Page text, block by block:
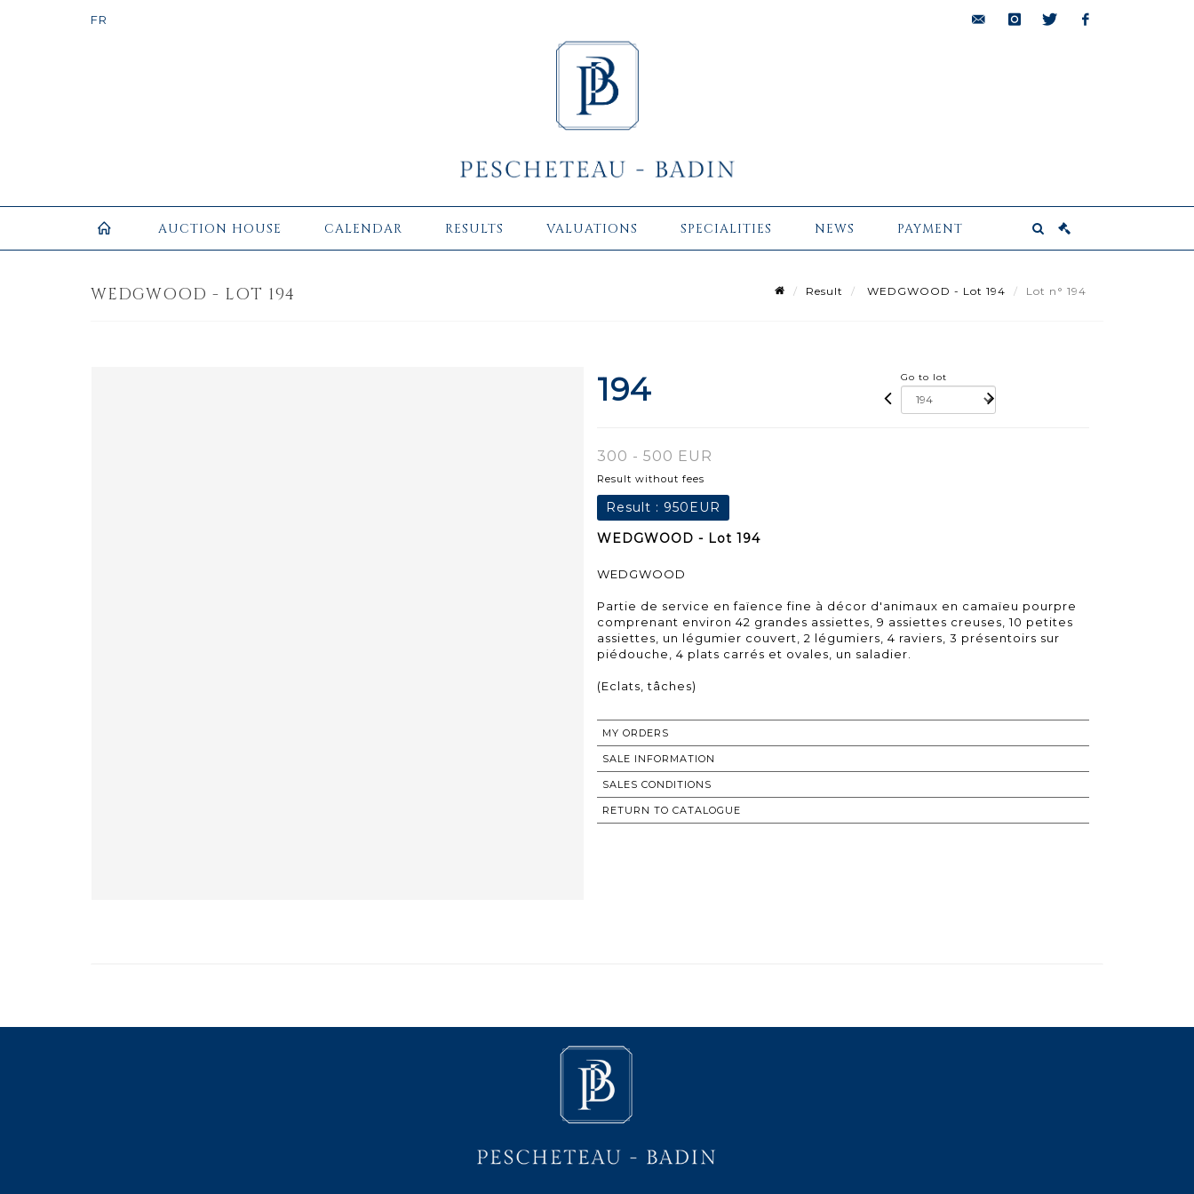
AUCTION HOUSE CALENDAR RESULTS VALUATIONS SPECIALITIES NEWS PAYMENT
WEDGWOOD - LOT 194 Result WEDGWOOD - Lot 194 Lot n° 194
194 Go to lot
300 - 500 EUR
Result without fees
Result : 950EUR
WEDGWOOD - Lot 194
WEDGWOOD
Partie de service en faïence fine à décor d'animaux en camaïeu pourpre
comprenant environ 42 grandes assiettes, 9 assiettes creuses, 10 petites
assiettes, un légumier couvert, 2 légumiers, 4 raviers, 3 présentoirs sur
piédouche, 4 plats carrés et ovales, un saladier.
(Eclats, tâches)
MY ORDERS
SALE INFORMATION
SALES CONDITIONS
RETURN TO CATALOGUE